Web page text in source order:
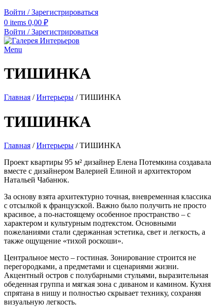
Войти / Зарегистрироваться
0 items 0,00 ₽
Войти / Зарегистрироваться
Menu
ТИШИНКА
Главная /Интерьеры /ТИШИНКА
ТИШИНКА
Главная /Интерьеры /ТИШИНКА
Проект квартиры 95 м² дизайнер Елена Потемкина создавала
вместе с дизайнером Валерией Елиной и архитектором
Натальей Чабанюк.
За основу взята архитектурно точная, вневременная классика
с отсылкой к французской. Важно было получить не просто
красивое, а по-настоящему особенное пространство – с
характером и культурным подтекстом. Основными
пожеланиями стали сдержанная эстетика, свет и легкость, а
также ощущение «тихой роскоши».
Центральное место – гостиная. Зонирование строится не
перегородками, а предметами и сценариями жизни.
Акцентный остров с полубарными стульями, выразительная
обеденная группа и мягкая зона с диваном и камином. Кухня
спрятана в нишу и полностью скрывает технику, сохраняя
визуальную легкость.